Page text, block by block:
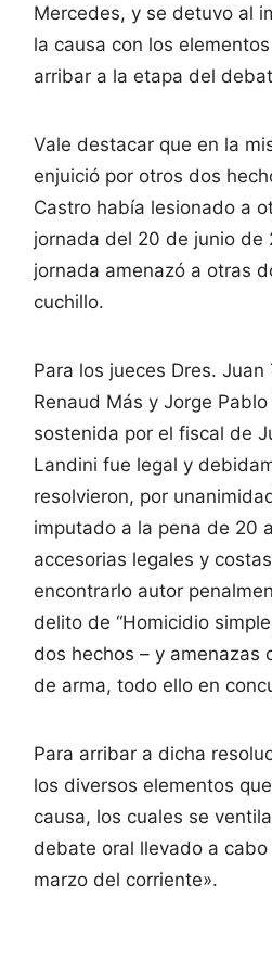
Mercedes, y se detuvo al
la causa con los
arribar a la etapa del
Vale destacar que en la
enjuició por otros dos
Castro había lesionado a
jornada del 20 de junio de
jornada amenazó a otras
cuchillo.
Para los jueces Dres.
Renaud Más y Jorge
sostenida por el fiscal de
Landini fue legal y
resolvieron, por
imputado a la pena de 20
accesorias legales y
encontrarlo autor
delito de “Homicidio
dos hechos – y amenazas
de arma, todo ello en
Para arribar a dicha
los diversos elementos
causa, los cuales se
debate oral llevado a
marzo del corriente».